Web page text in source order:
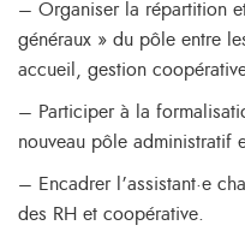
– Organiser la répartition
généraux » du pôle entre
accueil, gestion
– Participer à la
nouveau pôle administratif
– Encadrer l’assistant·e
des RH et coopérative.